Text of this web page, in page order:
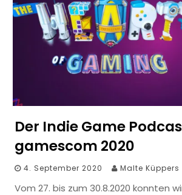
Der Indie Game
gamescom 2020
4. September 2020 Malte Küppers
Vom 27. bis zum 30.8.2020 konnten